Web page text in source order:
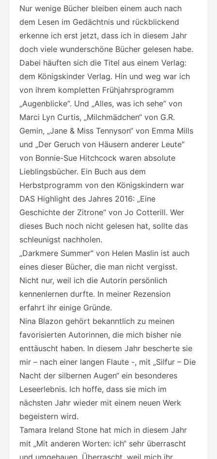
Nur wenige Bücher bleiben einem auch nach
dem Lesen im Gedächtnis und rückblickend
erkenne ich erst jetzt, dass ich in diesem Jahr
doch viele wunderschöne Bücher gelesen habe.
Dabei häuften sich die Titel aus einem Verlag:
dem Königskinder Verlag. Hin und weg war ich
von ihrem kompletten Frühjahrsprogramm
„Augenblicke“. Und „Alles, was ich sehe“ von
Marci Lyn Curtis, „Milchmädchen“ von G.R.
Gemin, „Jane & Miss Tennyson“ von Emma Mills
und „Der Geruch von Häusern anderer Leute“
von Bonnie-Sue Hitchcock waren absolute
Lieblingsbücher. Ein Buch aus dem
Herbstprogramm von den Königskindern war
DAS Highlight des Jahres 2016: „Eine
Geschichte der Zitrone“ von Jo Cotterill. Wer
dieses Buch noch nicht gelesen hat, sollte das
schleunigst nachholen.
„Darkmere Summer“ von Helen Maslin ist auch
eines dieser Bücher, die man nicht vergisst.
Nicht nur, weil ich die Autorin persönlich
kennenlernen durfte. In meiner Rezension
erfahrt ihr einige Gründe.
Nina Blazon gehört bekanntlich zu meinen
favorisierten Autorinnen, die mich bisher nie
enttäuscht haben. In diesem Jahr bescherte sie
mir – nach einer langen Flaute -, mit „Silfur – Die
Nacht der silbernen Augen“ ein besonderes
Leseerlebnis. Ich hoffe, dass sie mich im
nächsten Jahr wieder mit einem neuen Werk
begeistern wird.
Tamara Ireland Stone hat mich in diesem Jahr
mit „Mit anderen Worten: ich“ sehr überrascht
und umgehauen. Überrascht, weil mich ihr